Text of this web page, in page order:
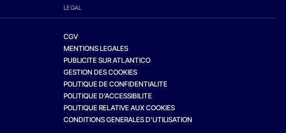
LEGAL
CGV
MENTIONS LEGALES
PUBLICITE SUR ATLANTICO
GESTION DES COOKIES
POLITIQUE DE CONFIDENTIALITE
POLITIQUE D’ACCESSIBILITE
POLITIQUE RELATIVE AUX COOKIES
CONDITIONS GENERALES D’UTILISATION